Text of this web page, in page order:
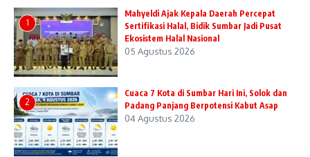
1
Mahyeldi Ajak Kepala Daerah Percepat
Sertifikasi Halal, Bidik Sumbar Jadi Pusat
Ekosistem Halal Nasional
05 Agustus 2026
2
Cuaca 7 Kota di Sumbar Hari Ini, Solok dan
Padang Panjang Berpotensi Kabut Asap
04 Agustus 2026